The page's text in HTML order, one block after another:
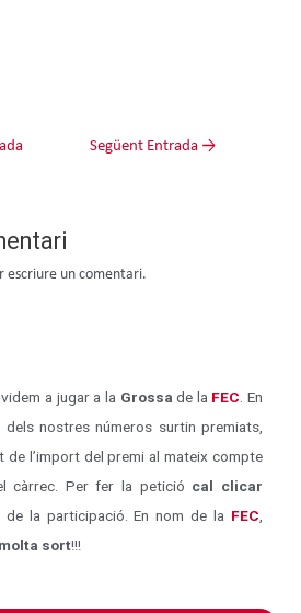
Següent Entrada →
escriure un comentari.
a jugar a la Grossa de la FEC . En
nostres números surtin premiats,
de l’import del premi al mateix compte
càrrec. Per fer la petició cal clicar
de la participació. En nom de la FEC
molta sort!!!